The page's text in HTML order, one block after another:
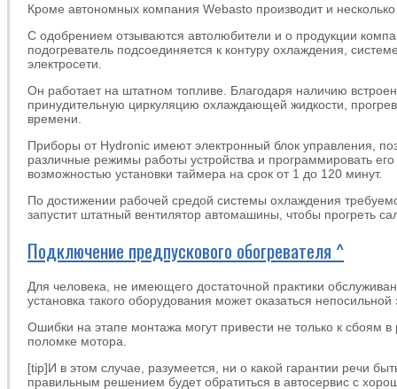
Кроме автономных компания Webasto производит и
С одобрением отзываются автолюбители и о продукции
подогреватель подсоединяется к контуру охлаждения,
электросети.
Он работает на штатном топливе. Благодаря наличию
принудительную циркуляцию охлаждающей жидкости,
времени.
Приборы от Hydronic имеют электронный блок управления,
различные режимы работы устройства и программировать его
возможностью установки таймера на срок от 1 до 120 минут.
По достижении рабочей средой системы охлаждения
запустит штатный вентилятор автомашины, чтобы прогреть
Подключение предпускового обогревателя ^
Для человека, не имеющего достаточной практики
установка такого оборудования может оказаться непосильной
Ошибки на этапе монтажа могут привести не только к сбоям в
поломке мотора.
[tip]И в этом случае, разумеется, ни о какой гарантии речи
правильным решением будет обратиться в автосервис с